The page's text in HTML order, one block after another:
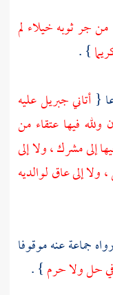
من جر ثوبه خيلاء لم
} .
{ أتانيجبريلعليه
فيها عتقاء من
إلى مشرك ، ولا إلى
إلى عاق لوالديه
جماعة عنه موقوفا
حل ولا حرم} .